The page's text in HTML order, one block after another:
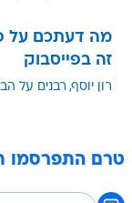
מה דעתכם על
זה בפייסבוק
רון יוסף רבנים על
טרם התפרסמו